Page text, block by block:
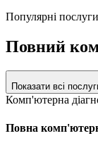
Популярні послуги
Повний
Показати всі
Комп'ютерна
Повна